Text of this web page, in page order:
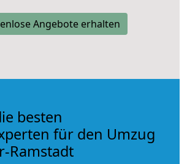
Angebote erhalten
besten
für den Umzug
Ramstadt